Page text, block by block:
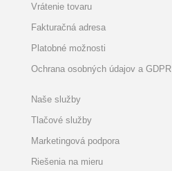
Vrátenie tovaru
Fakturačná adresa
Platobné možnosti
Ochrana osobných údajov a GDPR
Naše služby
Tlačové služby
Marketingová podpora
Riešenia na mieru